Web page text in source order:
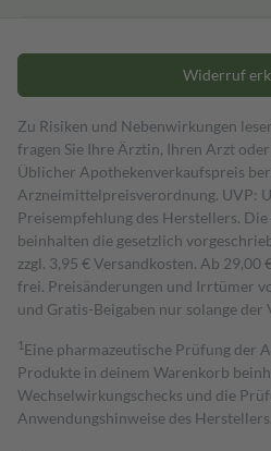
Widerruf
Zu Risiken und Nebenwirkungen
fragen Sie Ihre Ärztin, Ihren Arzt
Üblicher Apothekenverkaufspreis
Arzneimittelpreisverordnung. UVP:
Preisempfehlung des Herstellers. Die
beinhalten die gesetzlich
zzgl. 3,95 € Versandkosten. Ab
frei. Preisänderungen und Irrtümer
und Gratis-Beigaben nur solange
1 Eine pharmazeutische Prüfung der
Produkte in deinem Warenkorb
Wechselwirkungschecks und die
Anwendungshinweise des Herstellers.